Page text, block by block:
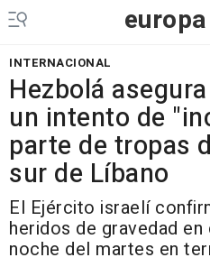
europa
INTERNACIONAL
Hezbolá
un intento de
parte de tropas
sur de Líbano
El Ejército israelí
heridos de gravedad
noche del martes en